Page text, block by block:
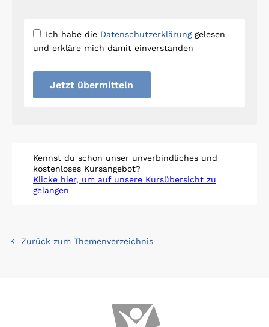
Ich habe die Datenschutzerklärunggelesen
und erkläre mich damit einverstanden
Jetzt übermitteln
Kennst du schon unser unverbindliches und
kostenloses Kursangebot?
Klicke hier, um auf unsere Kursübersicht zu
gelangen
Zurück zum Themenverzeichnis